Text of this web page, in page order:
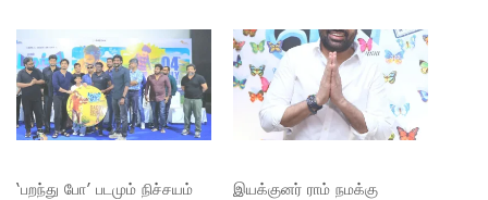
‘பறந்து போ’ படமும் நிச்சயம்
இயக்குனர் ராம் நமக்கு